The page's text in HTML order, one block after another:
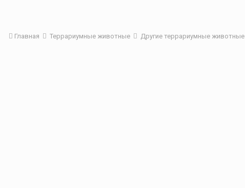
Главная Террариумные животные Другие террариумные животные